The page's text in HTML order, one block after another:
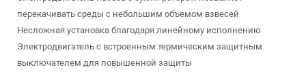
перекачивать среды с небольшим объемом взвесей
Несложная установка благодаря линейному исполнению
Электродвигатель с встроенным термическим защитным
выключателем для повышенной защиты